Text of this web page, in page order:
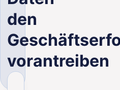
den
vorantreiben